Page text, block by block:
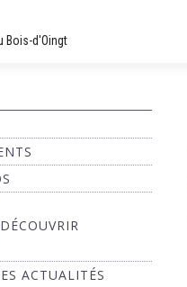
Bois-d'Oingt
ACTUALITÉS